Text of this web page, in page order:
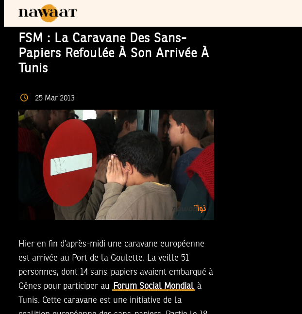
FSM : La Caravane Des Sans-
Papiers Refoulée À Son Arrivée À
Tunis
25 Mar 2013
Hier en fin d’après-midi une caravane européenne
est arrivée au Port de la Goulette. La veille 51
personnes, dont 14 sans-papiers avaient embarqué à
Gênes pour participer au
Forum Social Mondial à
Tunis. Cette caravane est une initiative de la